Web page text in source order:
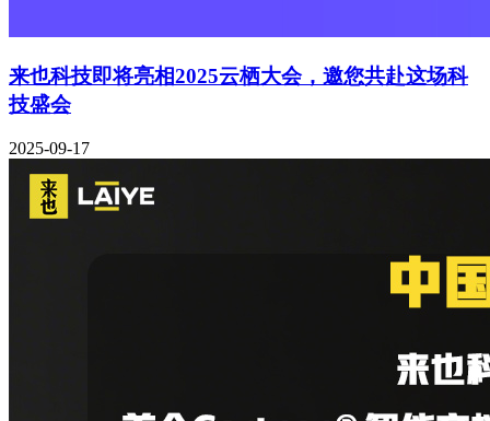
来也科技即将亮相2025云栖大会，邀您共赴这场科
技盛会
2025-09-17